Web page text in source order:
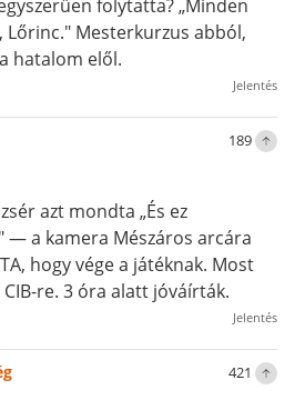
folytatta? „Minden
Lőrinc." Mesterkurzus abból,
hatalom elől.
Jelentés
189
azt mondta „És ez
— a kamera Mészáros arcára
hogy vége a játéknak. Most
re. 3 óra alatt jóváírták.
Jelentés
421